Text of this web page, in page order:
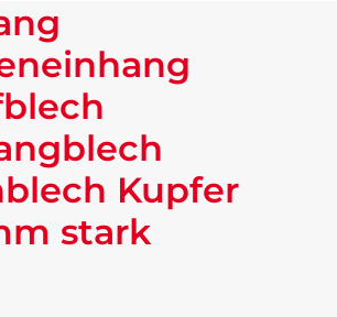
Kupfer
stark